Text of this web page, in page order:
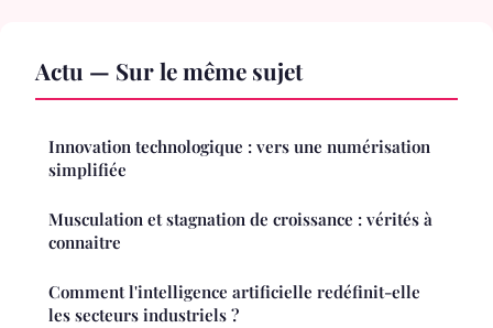
Actu — Sur le même sujet
Innovation technologique : vers une numérisation
simplifiée
Musculation et stagnation de croissance : vérités à
connaitre
Comment l'intelligence artificielle redéfinit-elle
les secteurs industriels ?